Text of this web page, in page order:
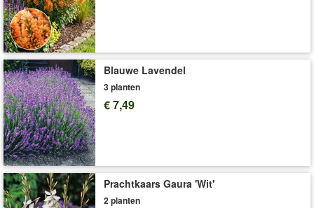
Blauwe Lavendel
3 planten
€ 7,49
Prachtkaars Gaura 'Wit'
2 planten